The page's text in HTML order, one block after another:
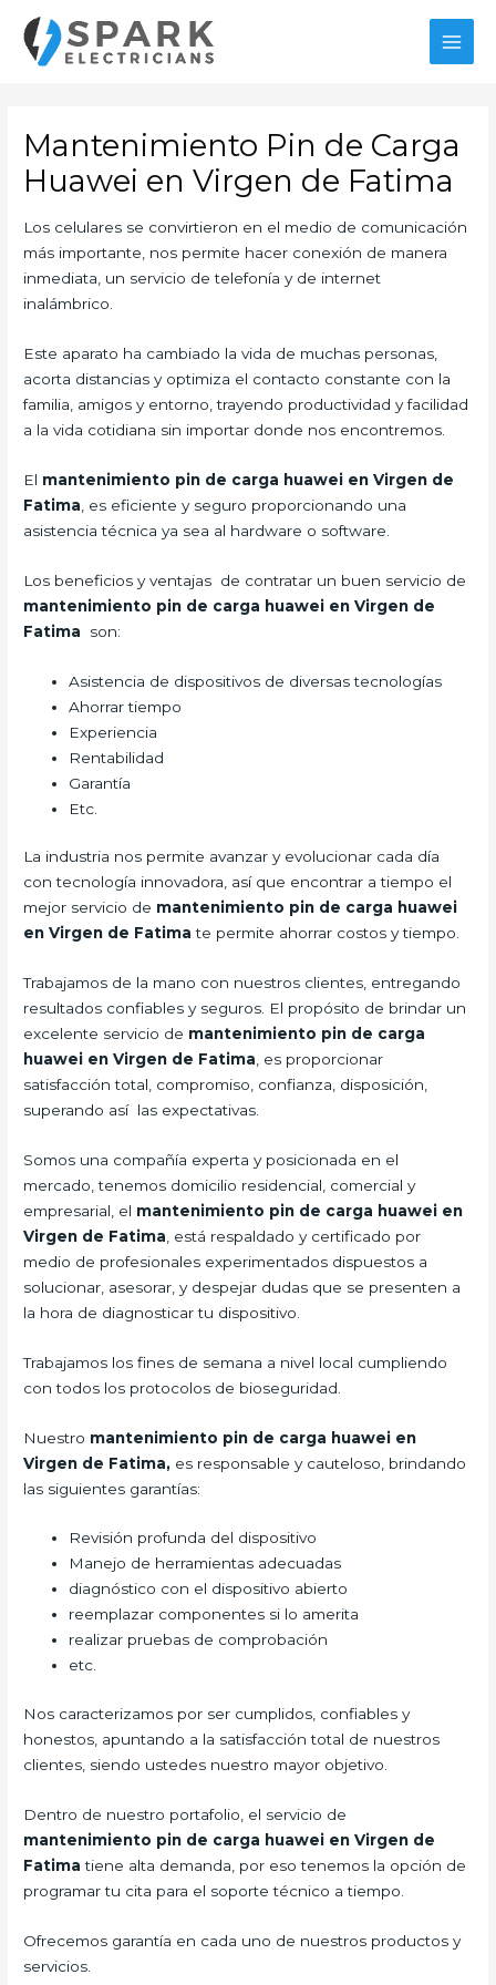
contenido
Mantenimiento Pin de Carga
Huawei en Virgen de Fatima
Los celulares se convirtieron en el medio de comunicación
más importante, nos permite hacer conexión de manera
inmediata, un servicio de telefonía y de internet
inalámbrico.
Este aparato ha cambiado la vida de muchas personas,
acorta distancias y optimiza el contacto constante con la
familia, amigos y entorno, trayendo productividad y facilidad
a la vida cotidiana sin importar donde nos encontremos.
El mantenimiento pin de carga huawei en Virgen de
Fatima , es eficiente y seguro proporcionando una
asistencia técnica ya sea al hardware o software.
Los beneficios y ventajas de contratar un buen servicio de
mantenimiento pin de carga huawei en Virgen de
Fatima son:
Asistencia de dispositivos de diversas tecnologías
Ahorrar tiempo
Experiencia
Rentabilidad
Garantía
Etc.
La industria nos permite avanzar y evolucionar cada día
con tecnología innovadora, así que encontrar a tiempo el
mejor servicio de mantenimiento pin de carga huawei
en Virgen de Fatima te permite ahorrar costos y tiempo.
Trabajamos de la mano con nuestros clientes, entregando
resultados confiables y seguros. El propósito de brindar un
excelente servicio de mantenimiento pin de carga
huawei en Virgen de Fatima , es proporcionar
satisfacción total, compromiso, confianza, disposición,
superando así las expectativas.
Somos una compañía experta y posicionada en el
mercado, tenemos domicilio residencial, comercial y
empresarial, el mantenimiento pin de carga huawei en
Virgen de Fatima , está respaldado y certificado por
medio de profesionales experimentados dispuestos a
solucionar, asesorar, y despejar dudas que se presenten a
la hora de diagnosticar tu dispositivo.
Trabajamos los fines de semana a nivel local cumpliendo
con todos los protocolos de bioseguridad.
Nuestro mantenimiento pin de carga huawei en
Virgen de Fatima, es responsable y cauteloso, brindando
las siguientes garantías:
Revisión profunda del dispositivo
Manejo de herramientas adecuadas
diagnóstico con el dispositivo abierto
reemplazar componentes si lo amerita
realizar pruebas de comprobación
etc.
Nos caracterizamos por ser cumplidos, confiables y
honestos, apuntando a la satisfacción total de nuestros
clientes, siendo ustedes nuestro mayor objetivo.
Dentro de nuestro portafolio, el servicio de
mantenimiento pin de carga huawei en Virgen de
Fatima tiene alta demanda, por eso tenemos la opción de
programar tu cita para el soporte técnico a tiempo.
Ofrecemos garantía en cada uno de nuestros productos y
servicios.